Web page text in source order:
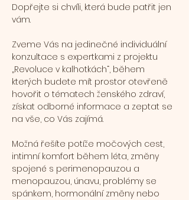
Dopřejte si chvíli, která bude patřit jen
vám.
Zveme Vás na jedinečné individuální
konzultace s expertkami z projektu
„Revoluce v kalhotkách“, během
kterých budete mít prostor otevřeně
hovořit o tématech ženského zdraví,
získat odborné informace a zeptat se
na vše, co Vás zajímá.
Možná řešíte potíže močových cest,
intimní komfort během léta, změny
spojené s perimenopauzou a
menopauzou, únavu, problémy se
spánkem, hormonální změny nebo